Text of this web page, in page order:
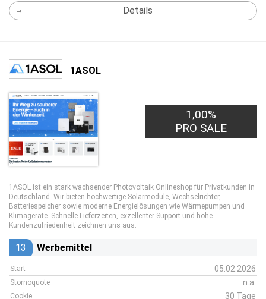
Details
1ASOL
1,00%
PRO SALE
1ASOL ist ein stark wachsender Photovoltaik Onlineshop für Privatkunden in
Deutschland. Wir bieten hochwertige Solarmodule, Wechselrichter,
Batteriespeicher sowie moderne Energielösungen wie Wärmepumpen und
Klimageräte. Schnelle Lieferzeiten, exzellenter Support und hohe
Kundenzufriedenheit zeichnen uns aus.
13 Werbemittel
Start 05.02.2026
Stornoquote n.a.
Cookie 30 Tage